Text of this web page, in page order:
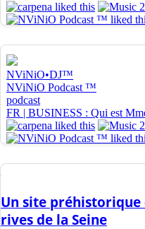
Un site préhistorique
rives de la Seine